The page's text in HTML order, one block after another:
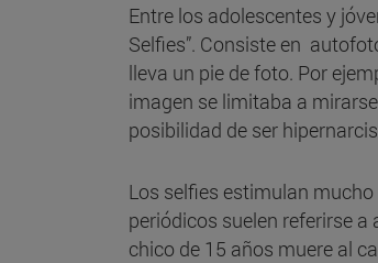
Entre los adolescentes y
Selfies”. Consiste en
lleva un pie de foto. Por
imagen se limitaba a
posibilidad de ser
Los selfies estimulan
periódicos suelen referirse
chico de 15 años muere al